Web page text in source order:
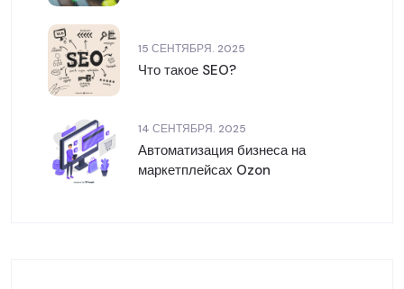
15 СЕНТЯБРЯ. 2025
Что такое SEO?
14 СЕНТЯБРЯ. 2025
Автоматизация бизнеса на
маркетплейсах Ozon